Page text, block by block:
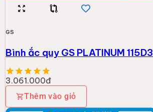
GS
Bình ắc quy GS PLATINUM
3.061.000đ
Thêm vào giỏ